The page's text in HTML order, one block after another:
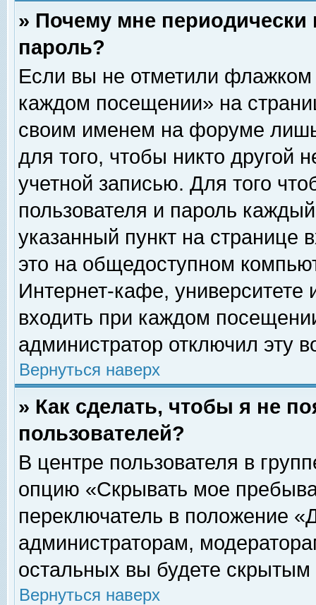
» Почему мне
пароль?
Если вы не отметили флажком
каждом посещении» на
своим именем на форуме
для того, чтобы никто другой
учетной записью. Для того
пользователя и пароль
указанный пункт на
это на общедоступном
Интернет-кафе, университете
входить при каждом
администратор отключил эту
Вернуться наверх
» Как сделать, чтобы я не
пользователей?
В центре пользователя в
опцию «Скрывать мое
переключатель в положение
администраторам,
остальных вы будете скрытым
Вернуться наверх